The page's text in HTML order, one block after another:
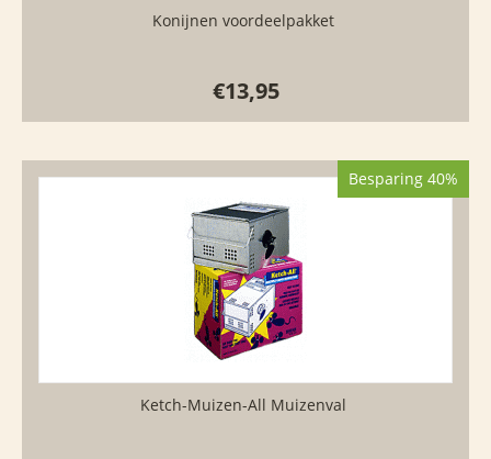
Konijnen voordeelpakket
€13,95
Besparing 40%
Ketch-Muizen-All Muizenval